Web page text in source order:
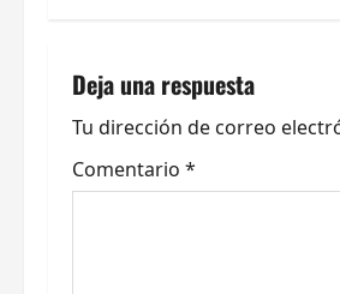
a
c
i
Deja una respuesta
Tu dirección de correo
Comentario *